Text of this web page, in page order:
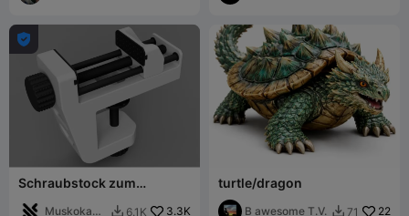

Schraubstock zum
3D-druckbar
MuskokaRe
 6.1K 3.3K
turtle/dragon
B awesome T.V.  71 22